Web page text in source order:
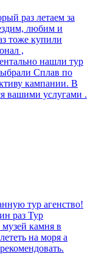
раз летаем за
любим и
тоже купили
,
нашли тур
Сплав по
кампании. В
вашими услугами .
тур агенство!
раз Тур
камня в
на моря а